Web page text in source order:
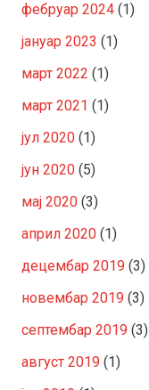
фебруар 2024 (1)
јануар 2023 (1)
март 2022 (1)
март 2021 (1)
јул 2020 (1)
јун 2020 (5)
мај 2020 (3)
април 2020 (1)
децембар 2019 (3)
новембар 2019 (3)
септембар 2019 (3)
август 2019 (1)